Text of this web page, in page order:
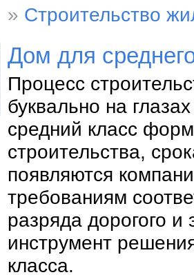
» Строительство
Дом для
Процесс
буквально на
средний класс
строительства,
появляются
требованиям
разряда дорогого и
инструмент
класса.